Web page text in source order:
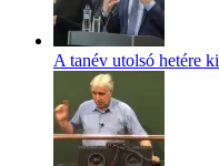
A tanév utolsó hetére